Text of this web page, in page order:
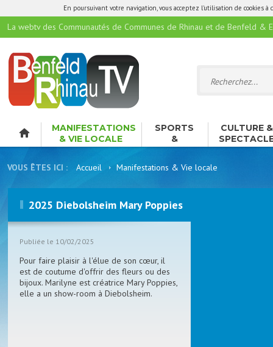
En poursuivant votre navigation, vous acceptez l'utilisation de cookies
La webtv des Communautés de Communes de Rhinau et de Benfeld &
MANIFESTATIONS
& VIE LOCALE
SPORTS
&
LOISIRS
CULTURE &
VOUS ÊTES ICI : Accueil Manifestations & Vie locale
2025 Diebolsheim Mary Poppies
Publiée le 10/02/2025
Pour faire plaisir à l'élue de son cœur, il
est de coutume d'offrir des fleurs ou des
bijoux. Marilyne est créatrice Mary Poppies,
elle a un show-room à Diebolsheim.